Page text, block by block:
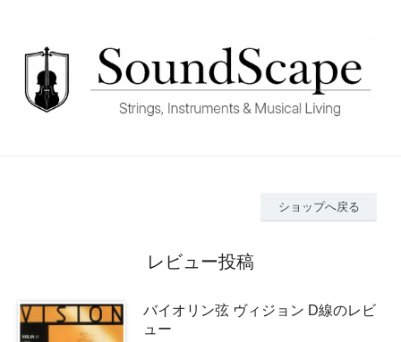
ショップへ戻る
レビュー投稿
バイオリン弦 ヴィジョン D線のレビ
ュー